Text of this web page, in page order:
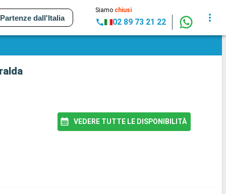
Partenze dall'Italia
Siamo chiusi
02 89 73 21 22
VEDERE TUTTE LE DISPONIBILITÀ